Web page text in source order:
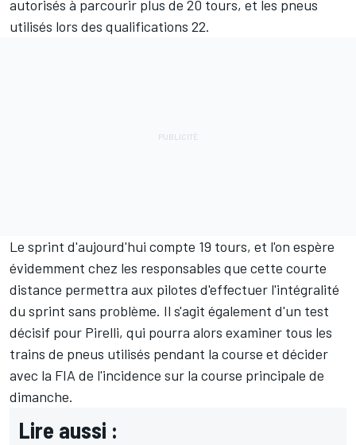
autorisés à parcourir plus de 20 tours, et les pneus
utilisés lors des qualifications 22.
Le sprint d'aujourd'hui compte 19 tours, et l'on espère
évidemment chez les responsables que cette courte
distance permettra aux pilotes d'effectuer l'intégralité
du sprint sans problème. Il s'agit également d'un test
décisif pour Pirelli, qui pourra alors examiner tous les
trains de pneus utilisés pendant la course et décider
avec la FIA de l'incidence sur la course principale de
dimanche.
Lire aussi :